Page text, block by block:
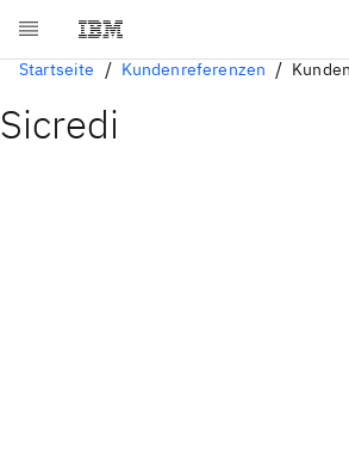
Startseite Kundenreferenzen
Sicredi